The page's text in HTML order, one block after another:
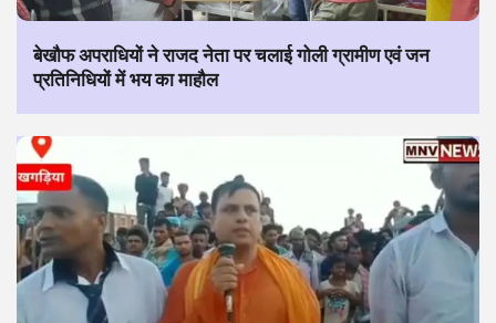
बेखौफ अपराधियों ने राजद नेता पर चलाई गोली ग्रामीण एवं जन
प्रतिनिधियों में भय का माहौल